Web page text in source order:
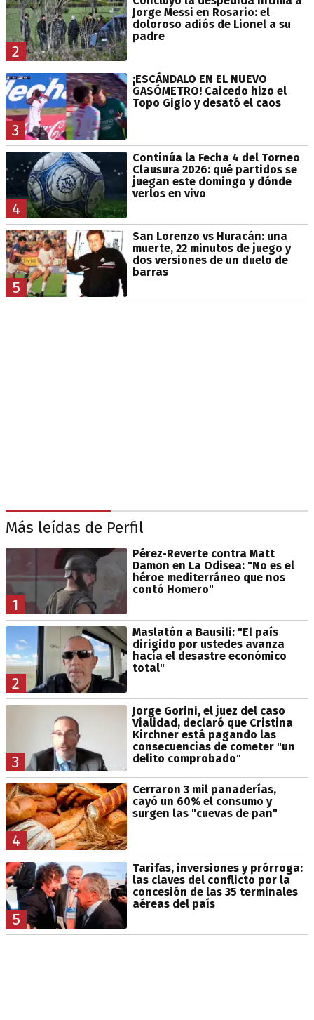
2
Jorge Messi en Rosario: el
doloroso adiós de Lionel a su
padre
3
¡ESCÁNDALO EN EL NUEVO
GASÓMETRO! Caicedo hizo el
Topo Gigio y desató el caos
4
Continúa la Fecha 4 del Torneo
Clausura 2026: qué partidos se
juegan este domingo y dónde
verlos en vivo
5
San Lorenzo vs Huracán: una
muerte, 22 minutos de juego y
dos versiones de un duelo de
barras
Más leídas de Perfil
1
Pérez-Reverte contra Matt
Damon en La Odisea: "No es el
héroe mediterráneo que nos
contó Homero"
2
Maslatón a Bausili: "El país
dirigido por ustedes avanza
hacia el desastre económico
total"
3
Jorge Gorini, el juez del caso
Vialidad, declaró que Cristina
Kirchner está pagando las
consecuencias de cometer "un
delito comprobado"
4
Cerraron 3 mil panaderías,
cayó un 60% el consumo y
surgen las "cuevas de pan"
5
Tarifas, inversiones y prórroga:
las claves del conflicto por la
concesión de las 35 terminales
aéreas del país